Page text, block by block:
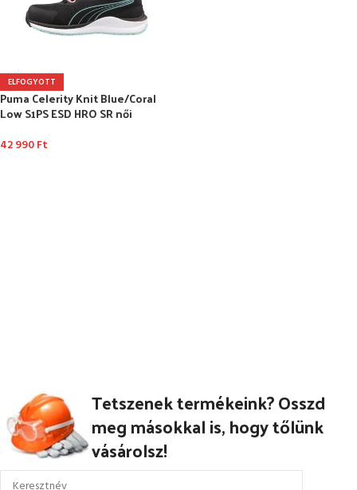
ELFOGYOTT
Puma Celerity Knit Blue/Coral
Low S1PS ESD HRO SR női
42 990Ft
Tetszenek termékeink? Osszd
meg másokkal is, hogy tőlünk
vásárolsz!